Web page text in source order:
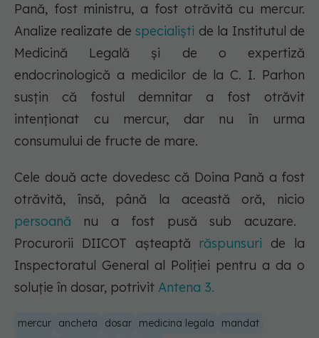
Pană, fost ministru, a fost otrăvită cu mercur.
Analize realizate despecialiști de la Institutul de
Medicină Legală și de o expertiză
endocrinologică a medicilor de la C. I. Parhon
susțin că fostul demnitar a fost otrăvit
intenționat cu mercur, dar nu în urma
consumului de fructe de mare.
Cele două acte dovedesc că Doina Pană a fost
otrăvită, însă, până la această oră, nicio
persoană nu a fost pusă sub acuzare.
Procurorii DIICOT așteaptă răspunsuri de la
Inspectoratul General al Poliției pentru a da o
soluție în dosar, potrivit Antena 3.
mercur ancheta dosar medicina legala
mandat